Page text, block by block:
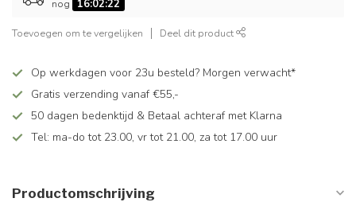
nog
16:02:22
Toevoegen om te vergelijken Deel dit product
Op werkdagen voor 23u besteld? Morgen verwacht*
Gratis verzending vanaf €55,-
50 dagen bedenktijd & Betaal achteraf met Klarna
Tel: ma-do tot 23.00, vr tot 21.00, za tot 17.00 uur
Productomschrijving